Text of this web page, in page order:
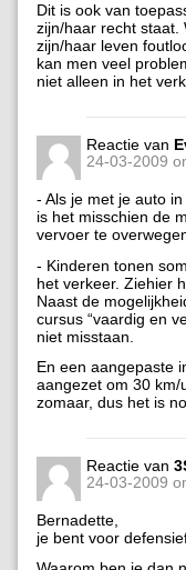
Dit is ook van
zijn/haar recht staat.
zijn/haar leven
kan men veel
niet alleen in het
Reactie van
24-03-2009
- Als je met je auto
is het misschien de
vervoer te
- Kinderen tonen
het verkeer. Ziehier
Naast de
cursus “vaardig en
niet misstaan.
En een aangepaste
aangezet om 30
zomaar, dus het is
Reactie van
24-03-2009
Bernadette,
je bent voor